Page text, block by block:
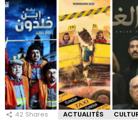
42 Shares ACTUALITÉS